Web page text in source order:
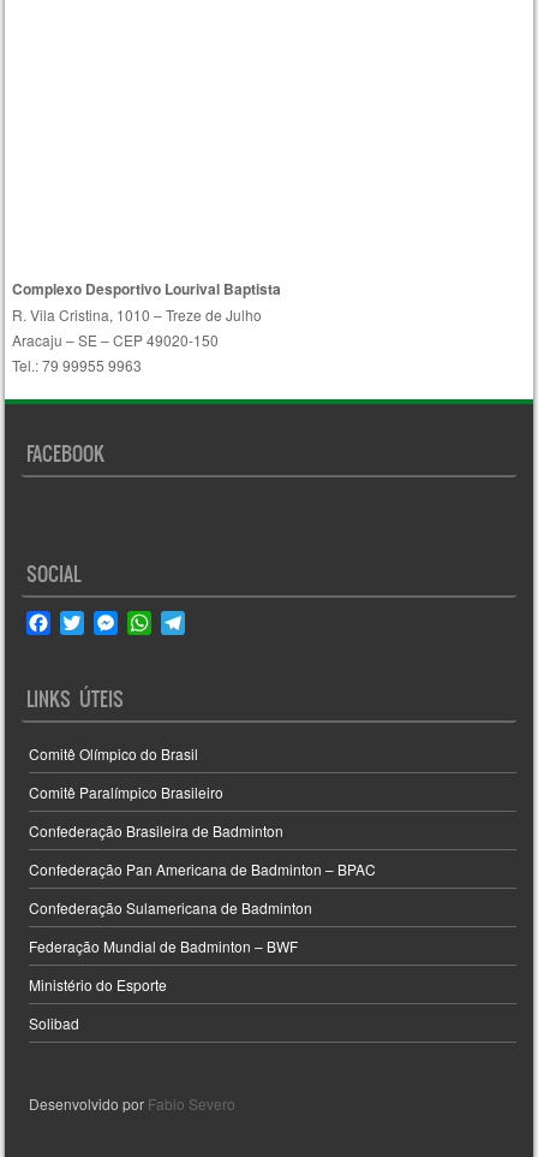
Complexo Desportivo Lourival Baptista
R. Vila Cristina, 1010 – Treze de Julho
Aracaju – SE – CEP 49020-150
Tel.: 79 99955 9963
FACEBOOK
SOCIAL
F
e
b
o
o
k
T
t
t
e
r
M
s
e
n
g
e
r
W
s
A
p
p
g
r
a
m
LINKS ÚTEIS
Comitê Olímpico do Brasil
Comitê Paralímpico Brasileiro
Confederação Brasileira de Badminton
Confederação Pan Americana de Badminton – BPAC
Confederação Sulamericana de Badminton
Federação Mundial de Badminton – BWF
Ministério do Esporte
Solibad
Desenvolvido por Fabio Severo